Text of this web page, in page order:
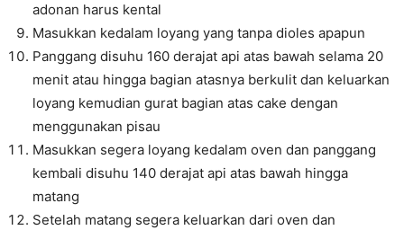
adonan harus kental
Masukkan kedalam loyang yang tanpa dioles apapun
Panggang disuhu 160 derajat api atas bawah selama 20
menit atau hingga bagian atasnya berkulit dan keluarkan
loyang kemudian gurat bagian atas cake dengan
menggunakan pisau
Masukkan segera loyang kedalam oven dan panggang
kembali disuhu 140 derajat api atas bawah hingga
matang
Setelah matang segera keluarkan dari oven dan